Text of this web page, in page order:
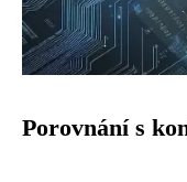
Porovnání s